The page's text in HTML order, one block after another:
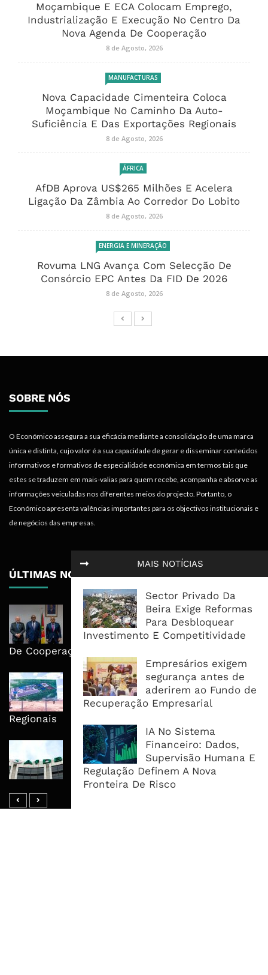
MAIS NOTÍCIAS
Sector Privado Da
Beira Exige Reformas
Para Desbloquear
Investimento E Competitividade
Empresários exigem
segurança antes de
aderirem ao Fundo de
Recuperação Empresarial
IA No Sistema
Financeiro: Dados,
Supervisão Humana E
Regulação Definem A Nova
Fronteira De Risco
Moçambique E ECA Colocam Emprego,
Industrialização E Execução No Centro Da
Nova Agenda De Cooperação
8 de Agosto, 2026
MANUFACTURAS
Nova Capacidade Cimenteira Coloca
Moçambique No Caminho Da Auto-
Suficiência E Das Exportações Regionais
8 de Agosto, 2026
ÁFRICA
AfDB Aprova US$265 Milhões E Acelera
Ligação Da Zâmbia Ao Corredor Do Lobito
8 de Agosto, 2026
ENERGIA E MINERAÇÃO
Rovuma LNG Avança Com Selecção De
Consórcio EPC Antes Da FID De 2026
8 de Agosto, 2026
SOBRE NÓS
O Económico assegura a sua eficácia mediante a consolidação de uma marca
única e distinta, cujo valor é a sua capacidade de gerar e disseminar conteúdos
informativos e formativos de especialidade económica em termos tais que
estes se traduzem em mais-valias para quem recebe, acompanha e absorve as
informações veiculadas nos diferentes meios do projecto. Portanto, o
Económico apresenta valências importantes para os objectivos institucionais e
de negócios das empresas.
ÚLTIMAS NOTÍCIAS
Moçambique E ECA Colocam
Emprego, Industrialização E
Execução No Centro Da Nova Agenda
De Cooperação
Nova Capacidade Cimenteira Coloca
Moçambique No Caminho Da Auto-
Suficiência E Das Exportações
Regionais
AfDB Aprova US$265 Milhões E
Acelera Ligação Da Zâmbia Ao
Corredor Do Lobito